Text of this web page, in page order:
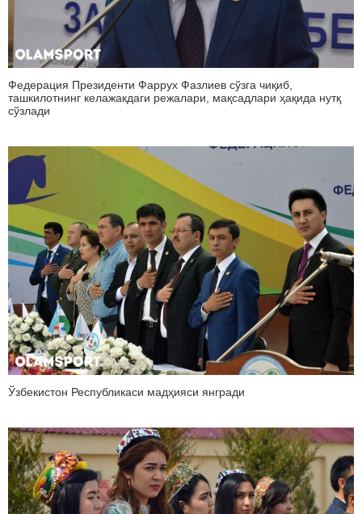
Федерация Президенти Фаррух Фазлиев сўзга чиқиб,
ташкилотнинг келажакдаги режалари, мақсадлари ҳақида нутқ
сўзлади
Ўзбекистон Республикаси мадҳияси янгради